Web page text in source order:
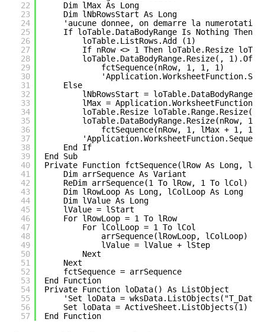
22
23
24
25
26
27
28
29
30
31
32
33
34
35
36
37
38
39
40
41
42
43
44
45
46
47
48
49
50
51
52
53
54
55
56
57
Dim lMax As Long
Dim lNbRowsStart As Long
'aucune donnee, on demarre la
If loTable.DataBodyRange Is Nothing Then
loTable.ListRows.Add (1)
If nRow <> 1 Then loTable.Resize
loTable.DataBodyRange.Resize(,
fctSequence(nRow, 1, 1, 1)
Else
lNbRowsStart =
lMax =
loTable.Resize
loTable.DataBodyRange.Resize(nRow,
fctSequence(nRow, 1, lMax + 1, 1)
End If
End Sub
Private Function fctSequence(lRow As Long,
Dim arrSequence As Variant
ReDim arrSequence(1 To lRow, 1 To lCol)
Dim lRowLoop As Long, lColLoop As Long
Dim lValue As Long
lValue = lStart
For lRowLoop = 1 To lRow
For lColLoop = 1 To lCol
arrSequence(lRowLoop, lColLoop) =
lValue = lValue + lStep
Next
Next
fctSequence = arrSequence
End Function
Private Function loData() As ListObject
'Set loData =
Set loData = ActiveSheet.ListObjects(1)
End Function